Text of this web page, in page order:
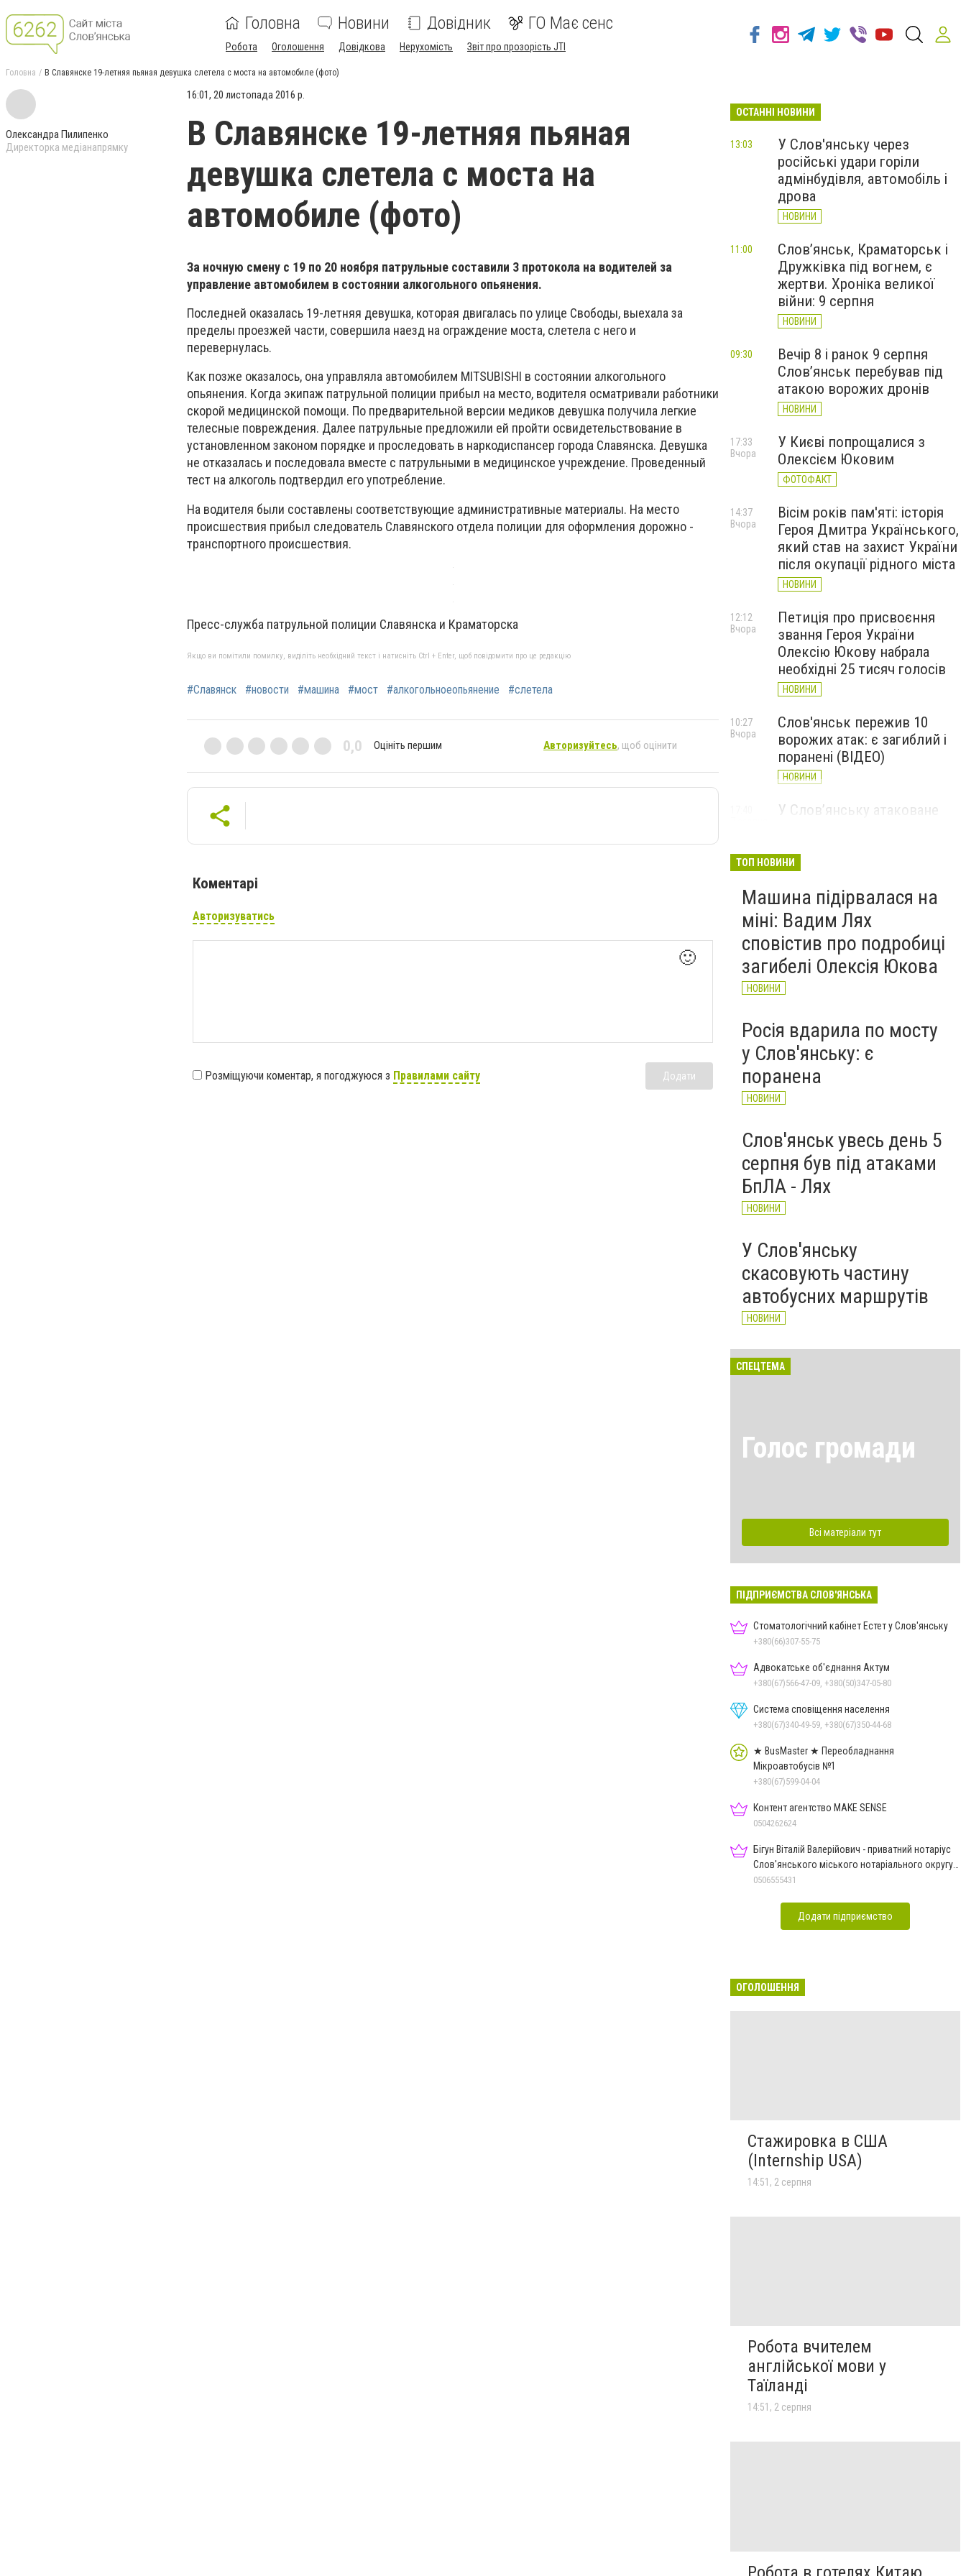
Головна Новини Довідник ГО Має сенс
Робота Оголошення Довідкова Нерухомість Звіт про прозорість JTI
Головна В Славянске 19-летняя пьяная девушка слетела с моста на автомобиле (фото)
Олександра Пилипенко
Директорка медіанапрямку
16:01, 20 листопада 2016 р.
В Славянске 19-летняя пьяная
девушка слетела с моста на
автомобиле (фото)
За ночную смену с 19 по 20 ноября патрульные составили 3 протокола на водителей за
управление автомобилем в состоянии алкогольного опьянения.
Последней оказалась 19-летняя девушка, которая двигалась по улице Свободы, выехала за
пределы проезжей части, совершила наезд на ограждение моста, слетела с него и
перевернулась.
Как позже оказалось, она управляла автомобилем MITSUBISHI в состоянии алкогольного
опьянения. Когда экипаж патрульной полиции прибыл на место, водителя осматривали работники
скорой медицинской помощи. По предварительной версии медиков девушка получила легкие
телесные повреждения. Далее патрульные предложили ей пройти освидетельствование в
установленном законом порядке и проследовать в наркодиспансер города Славянска. Девушка
не отказалась и последовала вместе с патрульными в медицинское учреждение. Проведенный
тест на алкоголь подтвердил его употребление.
На водителя были составлены соответствующие административные материалы. На место
происшествия прибыл следователь Славянского отдела полиции для оформления дорожно -
транспортного происшествия.
Пресс-служба патрульной полиции Славянска и Краматорска
Якщо ви помітили помилку, виділіть необхідний текст і натисніть Ctrl + Enter, щоб повідомити про це редакцію
#Славянск #новости #машина #мост #алкогольноеопьянение #слетела
0,0 Оцініть першим Авторизуйтесь, щоб оцінити
Коментарі
Авторизуватись
🙂
Розміщуючи коментар, я погоджуюся з Правилами сайту Додати
ОСТАННІ НОВИНИ
У Слов'янську через
російські удари горіли
адмінбудівля, автомобіль і
дрова
НОВИНИ
13:03
Слов’янськ, Краматорськ і
Дружківка під вогнем, є
жертви. Хроніка великої
війни: 9 серпня
НОВИНИ
11:00
Вечір 8 і ранок 9 серпня
Слов’янськ перебував під
атакою ворожих дронів
НОВИНИ
09:30
У Києві попрощалися з
Олексієм Юковим
ФОТОФАКТ
17:33
Вчора
Вісім років пам'яті: історія
Героя Дмитра Українського,
який став на захист України
після окупації рідного міста
НОВИНИ
14:37
Вчора
Петиція про присвоєння
звання Героя України
Олексію Юкову набрала
необхідні 25 тисяч голосів
НОВИНИ
12:12
Вчора
Слов'янськ пережив 10
ворожих атак: є загиблий і
поранені (ВІДЕО)
НОВИНИ
10:27
Вчора
У Слов’янську атаковане
НОВИНИ
ТОП НОВИНИ
Машина підірвалася на
міні: Вадим Лях
сповістив про подробиці
загибелі Олексія Юкова
НОВИНИ
Росія вдарила по мосту
у Слов'янську: є
поранена
НОВИНИ
Слов'янськ увесь день 5
серпня був під атаками
БпЛА - Лях
НОВИНИ
У Слов'янську
скасовують частину
автобусних маршрутів
НОВИНИ
СПЕЦТЕМА
Голос громади
Всі матеріали тут
ПІДПРИЄМСТВА СЛОВ'ЯНСЬКА
Стоматологічний кабінет Естет у Слов'янську
+380(66)307-55-75
Адвокатське об'єднання Актум
+380(67)566-47-09, +380(50)347-05-80
Система сповіщення населення
+380(67)340-49-59, +380(67)350-44-68
★ BusMaster ★ Переобладнання
Мікроавтобусів №1
+380(67)599-04-04
Контент агентство MAKE SENSE
0504262624
Бігун Віталій Валерійович - приватний нотаріус
Слов'янського міського нотаріального округу
Дон.обл.
0506555431
Додати підприємство
ОГОЛОШЕННЯ
Стажировка в США
(Internship USA)
14:51, 2 серпня
Робота вчителем
англійської мови у
Таїланді
14:51, 2 серпня